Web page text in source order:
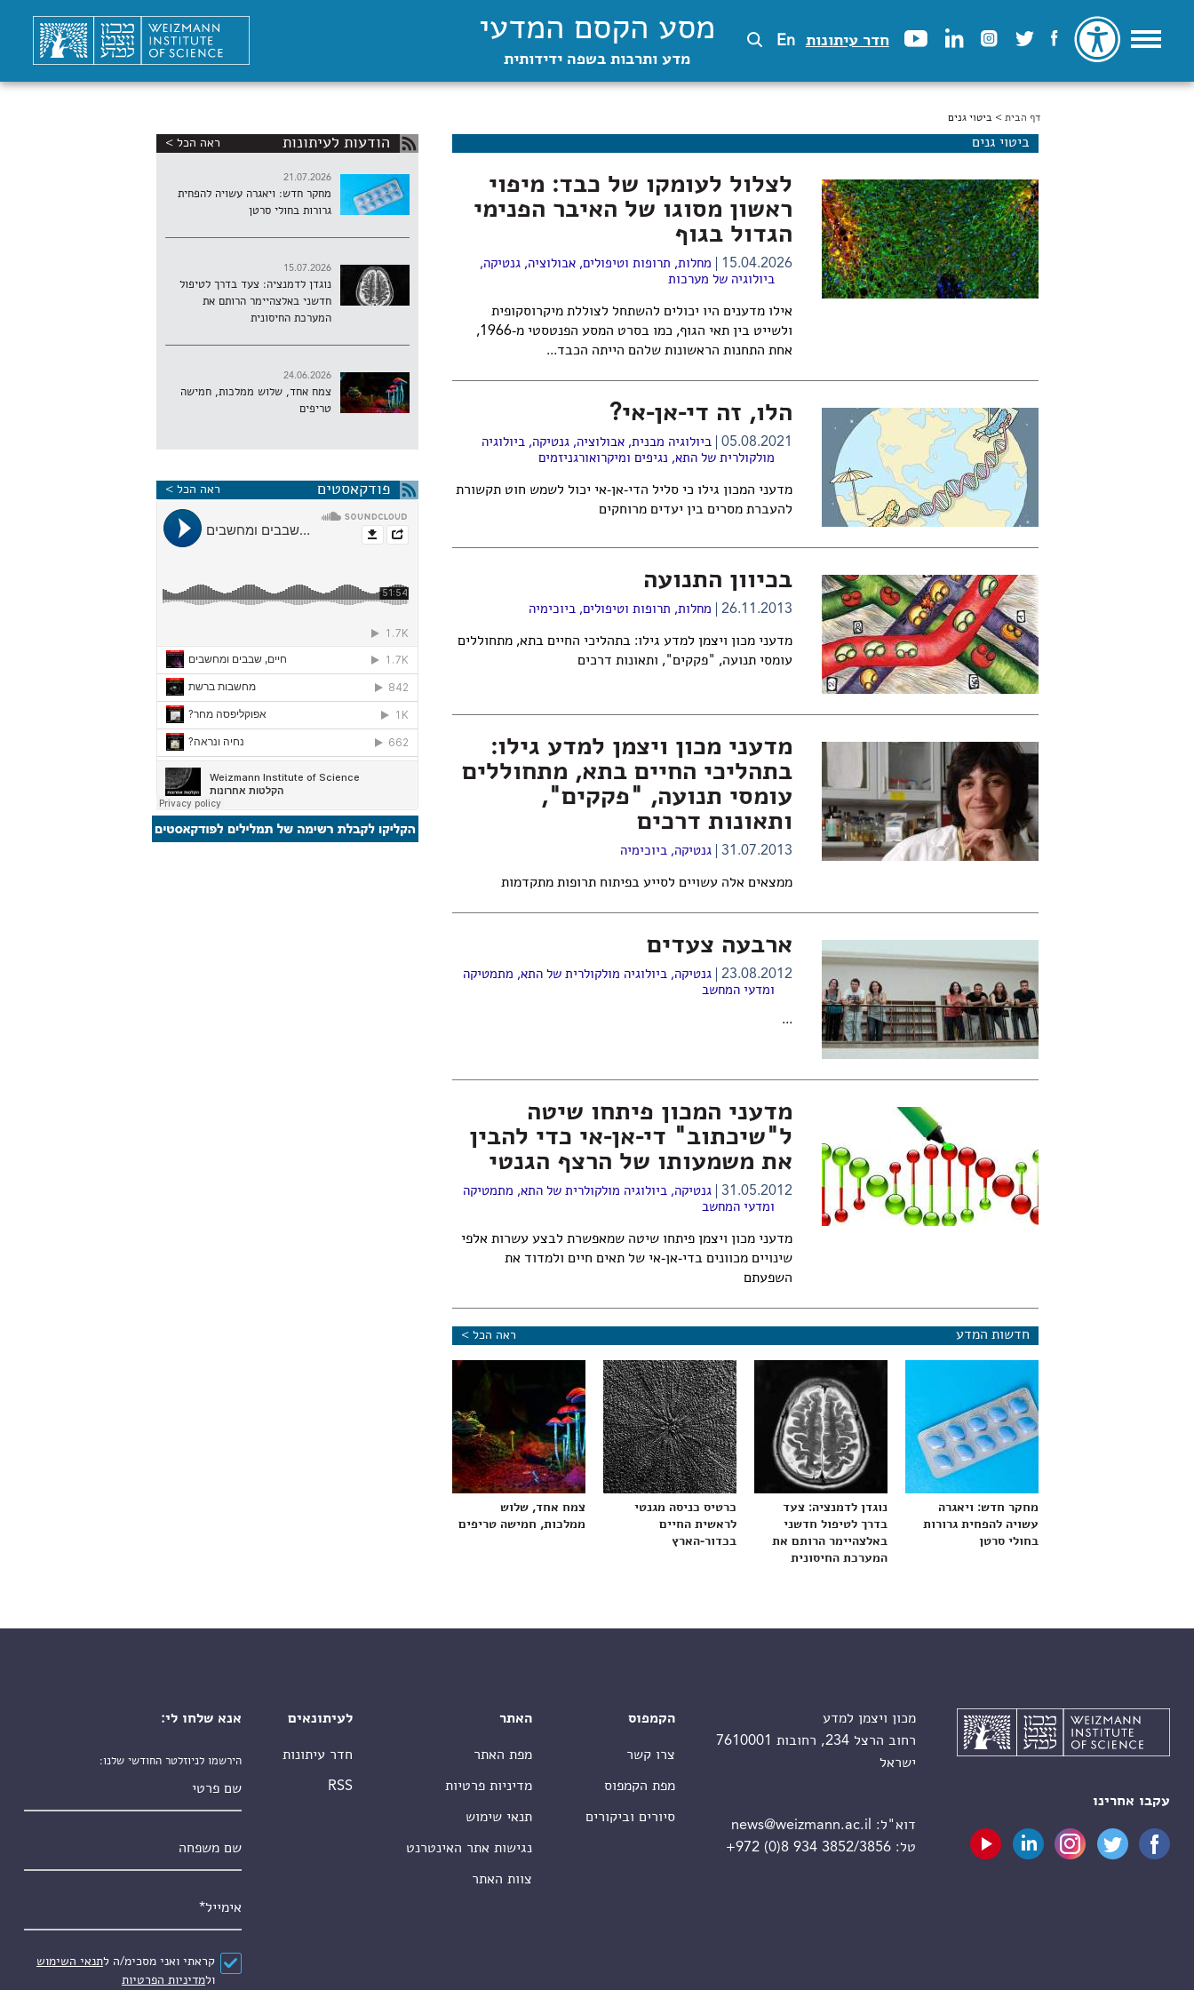
חדר עיתונות En מסע הקסם המדעי
מדע ותרבות בשפה ידידותית
הינך נמצא כאן
דף הבית > ביטוי גנים
ביטוי גנים
לצלול לעומקו של כבד: מיפוי
ראשון מסוגו של האיבר הפנימי
הגדול בגוף
15.04.2026 מחלות, תרופות וטיפולים,אבולוציה,גנטיקה,
ביולוגיה של מערכות
אילו מדענים היו יכולים להשתחל לצוללת מיקרוסקופית
ולשייט בין תאי הגוף, כמו בסרט המסע הפנטסטי מ-1966,
אחת התחנות הראשונות שלהם הייתה הכבד...
הלו, זה די-אן-אי?
05.08.2021 ביולוגיה מבנית,אבולוציה,גנטיקה,ביולוגיה
מולקולרית של התא, נגיפים ומיקרואורגניזמים
מדעני המכון גילו כי סליל הדי-אן-אי יכול לשמש חוט תקשורת
להעברת מסרים בין יעדים מרוחקים
בכיוון התנועה
26.11.2013 מחלות, תרופות וטיפולים,ביוכימיה
מדעני מכון ויצמן למדע גילו: בתהליכי החיים בתא, מתחוללים
עומסי תנועה, "פקקים", ותאונות דרכים
מדעני מכון ויצמן למדע גילו:
בתהליכי החיים בתא, מתחוללים
עומסי תנועה, "פקקים",
ותאונות דרכים
31.07.2013 גנטיקה,ביוכימיה
ממצאים אלה עשויים לסייע בפיתוח תרופות מתקדמות
ארבעה צעדים
23.08.2012 גנטיקה,ביולוגיה מולקולרית של התא, מתמטיקה
ומדעי המחשב
...
מדעני המכון פיתחו שיטה
ל"שיכתוב" די-אן-אי כדי להבין
את משמעותו של הרצף הגנטי
31.05.2012 גנטיקה,ביולוגיה מולקולרית של התא, מתמטיקה
ומדעי המחשב
מדעני מכון ויצמן פיתחו שיטה שמאפשרת לבצע עשרות אלפי
שינויים מכוונים בדי-אן-אי של תאים חיים ולמדוד את
השפעתם
חדשות המדע ראה הכל >
מחקר חדש: ויאגרה
עשויה להפחית גרורות
בחולי סרטן
נוגדן לדמנציה: צעד
בדרך לטיפול חדשני
באלצהיימר הרותם את
המערכת החיסונית
כרטיס כניסה מגנטי
לראשית החיים
בכדור-הארץ
צמח אחד, שלוש
ממלכות, חמישה טריפים
הודעות לעיתונות ראה הכל >
21.07.2026
מחקר חדש: ויאגרה עשויה להפחית
גרורות בחולי סרטן
15.07.2026
נוגדן לדמנציה: צעד בדרך לטיפול
חדשני באלצהיימר הרותם את
המערכת החיסונית
24.06.2026
צמח אחד, שלוש ממלכות, חמישה
טריפים
פודקאסטים ראה הכל >
עקבו אחרינו
מכון ויצמן למדע
רחוב הרצל 234, רחובות 7610001
ישראל
דוא"ל:
news@weizmann.ac.il
טל:+972 (0)8 934 3852/3856
הקמפוס
צרו קשר
מפת הקמפוס
סיורים וביקורים
האתר
מפת האתר
מדיניות פרטיות
תנאי שימוש
נגישות אתר האינטרנט
צוות האתר
לעיתונאים
חדר עיתונות
RSS
אנא שלחו לי:
הירשמו לניוזלטר החודשי שלנו:
הסכם*
קראתי ואני מסכימ/ה לתנאי השימוש
ולמדיניות הפרטיות